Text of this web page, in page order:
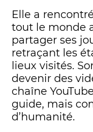
Elle a
tout le monde
partager ses
retraçant les
lieux visités.
devenir des
chaîne
guide, mais
d’humanité.